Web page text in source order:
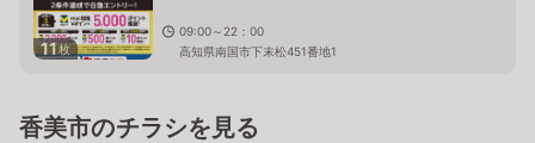
11枚
09:00～22：00
高知県南国市下末松451番地1
香美市のチラシを見る